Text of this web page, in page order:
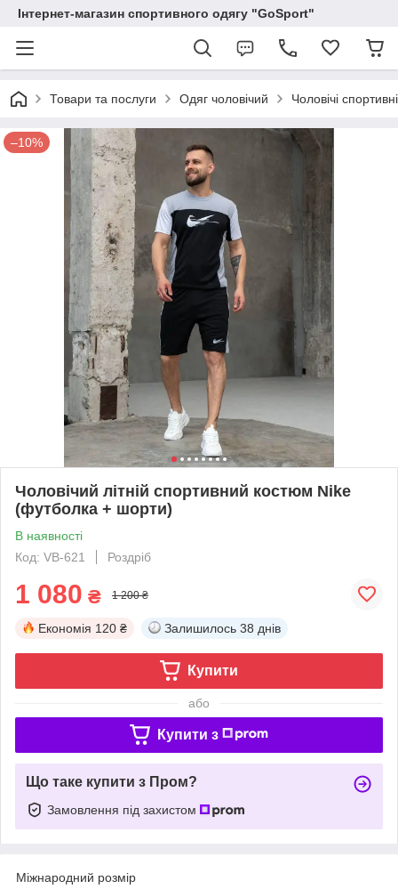
Інтернет-магазин спортивного одягу "GoSport"
Товари та послуги Одяг чоловічий Чоловічі
–10%
Чоловічий літній спортивний костюм Nike
(футболка + шорти)
В наявності
Код: VB-621
Роздріб
1 080 ₴ 1 200 ₴
Економія 120 ₴ Залишилось 38 днів
Купити
або
Купити з
Що таке купити з Пром?
Замовлення під захистом
Міжнародний розмір